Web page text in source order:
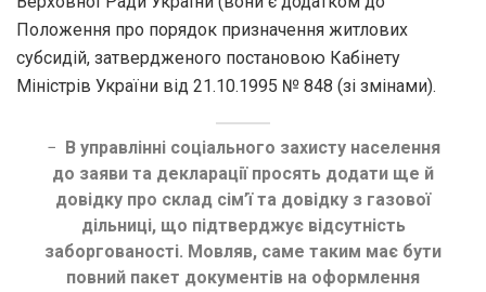
Положення про порядок призначення житлових
субсидій, затвердженого постановою Кабінету
Міністрів України від 21.10.1995 № 848 (зі змінами).
−
В управлінні соціального захисту населення
до заяви та декларації просять додати ще й
довідку про склад сім’ї та довідку з газової
дільниці, що підтверджує відсутність
заборгованості. Мовляв, саме таким має бути
повний пакет документів на оформлення